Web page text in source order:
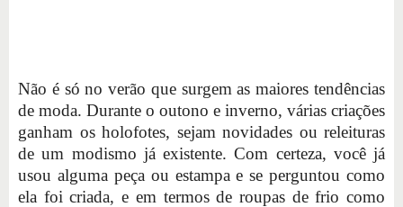
Não é só no verão que surgem as maiores tendências
de moda. Durante o outono e inverno, várias criações
ganham os holofotes, sejam novidades ou releituras
de um modismo já existente. Com certeza, você já
usou alguma peça ou estampa e se perguntou como
ela foi criada, e em termos de roupas de frio como